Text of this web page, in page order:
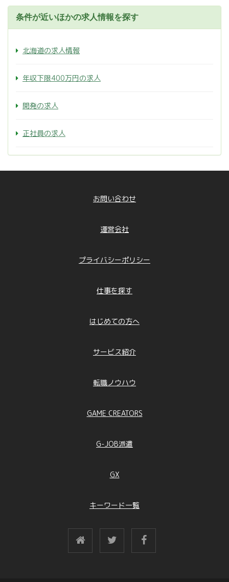
条件が近いほかの求人情報を探す
北海道の求人情報
年収下限400万円の求人
開発の求人
正社員の求人
お問い合わせ
運営会社
プライバシーポリシー
仕事を探す
はじめての方へ
サービス紹介
転職ノウハウ
GAME CREATORS
G-JOB派遣
GX
キーワード一覧